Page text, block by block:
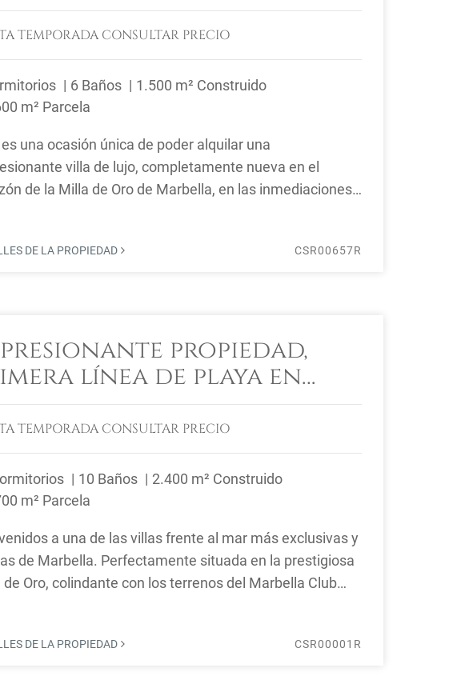
TEMPORADA CONSULTAR PRECIO
6 Baños
1.500 m² Construido
m² Parcela
una ocasión única de poder alquilar una
villa de lujo, completamente nueva en el
de la Milla de Oro de Marbella, en las inmediaciones
DE LA PROPIEDAD CSR00657R
propiedad,
línea de playa en
Club
TEMPORADA CONSULTAR PRECIO
10 Baños
2.400 m² Construido
m² Parcela
a una de las villas frente al mar más exclusivas y
de Marbella. Perfectamente situada en la prestigiosa
de Oro, colindante con los terrenos del Marbella Club
DE LA PROPIEDAD CSR00001R